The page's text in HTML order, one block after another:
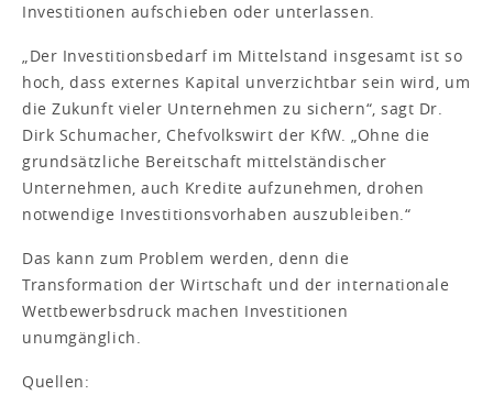
Investitionen aufschieben oder unterlassen.
„Der Investitionsbedarf im Mittelstand insgesamt ist so
hoch, dass externes Kapital unverzichtbar sein wird, um
die Zukunft vieler Unternehmen zu sichern“, sagt Dr.
Dirk Schumacher, Chefvolkswirt der KfW. „Ohne die
grundsätzliche Bereitschaft mittelständischer
Unternehmen, auch Kredite aufzunehmen, drohen
notwendige Investitionsvorhaben auszubleiben.“
Das kann zum Problem werden, denn die
Transformation der Wirtschaft und der internationale
Wettbewerbsdruck machen Investitionen
unumgänglich.
Quellen: